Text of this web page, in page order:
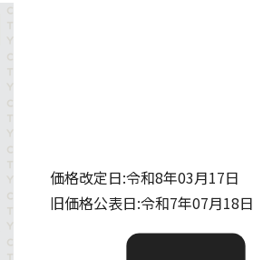
価格改定日:令和8年03月17日
旧価格公表日:令和7年07月18日